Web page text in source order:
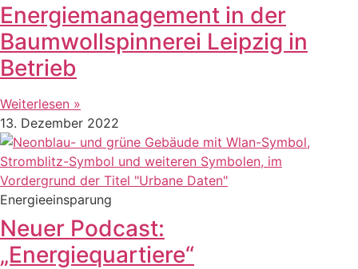
Energiemanagement in der
Baumwollspinnerei Leipzig in
Betrieb
Weiterlesen »
13. Dezember 2022
Energieeinsparung
Neuer Podcast:
„Energiequartiere“